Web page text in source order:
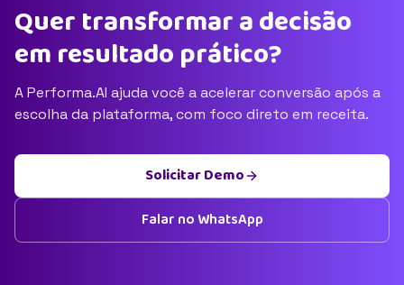
Quer transformar a decisão
em resultado prático?
A Performa.AI ajuda você a acelerar conversão após a
escolha da plataforma, com foco direto em receita.
Solicitar Demo
Falar no WhatsApp